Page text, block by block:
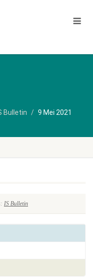
Bulletin 9 Mei 2021
IS Bulletin